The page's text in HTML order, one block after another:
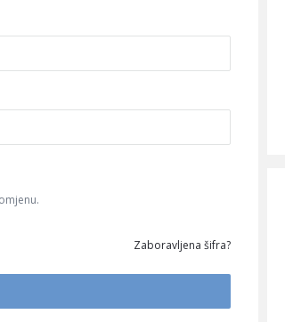
Zaboravljena šifra?